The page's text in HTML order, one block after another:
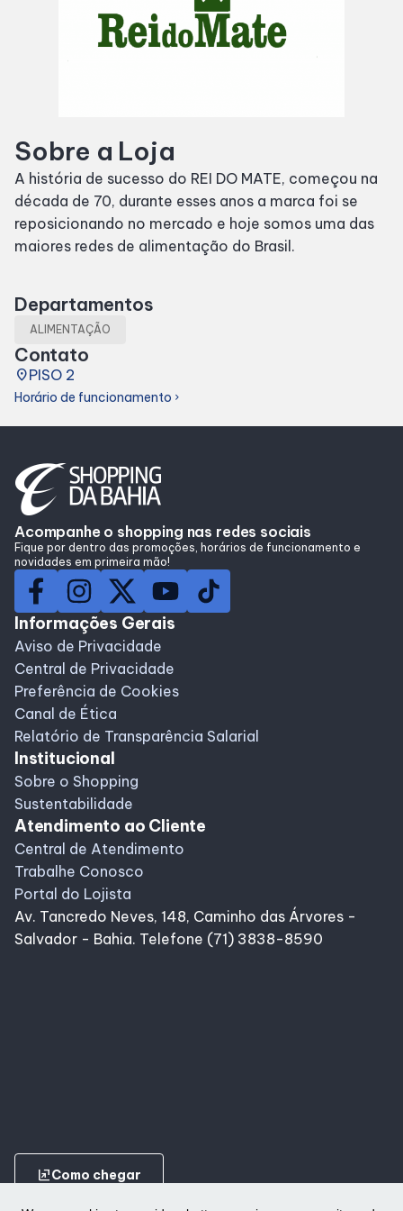
Entretenimento
Cinema
Eventos
Fique por Dentro
Lojas e Restaurantes
Alimentação
Compre Online
Programa de benefícios
Sobre a Loja
A história de sucesso do REI DO MATE, começou na
década de 70, durante esses anos a marca foi se
reposicionando no mercado e hoje somos uma das
maiores redes de alimentação do Brasil.
Departamentos
ALIMENTAÇÃO
Contato
placePISO 2
Horário de funcionamento chevron_right
Acompanhe o shopping nas redes sociais
Fique por dentro das promoções, horários de funcionamento e
novidades em primeira mão!
Informações Gerais
Aviso de Privacidade
Central de Privacidade
Preferência de Cookies
Canal de Ética
Relatório de Transparência Salarial
Institucional
Sobre o Shopping
Sustentabilidade
Atendimento ao Cliente
Central de Atendimento
Trabalhe Conosco
Portal do Lojista
Av. Tancredo Neves, 148, Caminho das Árvores -
Salvador - Bahia. Telefone (71) 3838-8590
ungroupComo chegar